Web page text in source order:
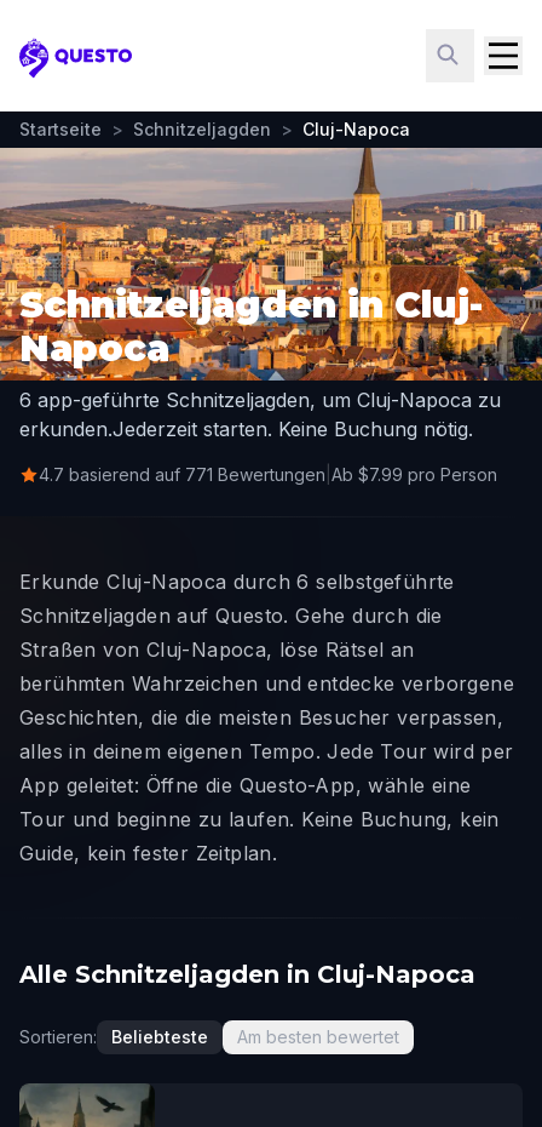
Questo
Startseite > Schnitzeljagden > Cluj-Napoca
Schnitzeljagden in Cluj-
Napoca
6 app-geführte Schnitzeljagden, um Cluj-Napoca zu
erkunden.Jederzeit starten. Keine Buchung nötig.
4.7 basierend auf 771 Bewertungen Ab $7.99 pro Person
Erkunde Cluj-Napoca durch 6 selbstgeführte
Schnitzeljagden auf Questo. Gehe durch die
Straßen von Cluj-Napoca, löse Rätsel an
berühmten Wahrzeichen und entdecke verborgene
Geschichten, die die meisten Besucher verpassen,
alles in deinem eigenen Tempo. Jede Tour wird per
App geleitet: Öffne die Questo-App, wähle eine
Tour und beginne zu laufen. Keine Buchung, kein
Guide, kein fester Zeitplan.
Alle Schnitzeljagden in Cluj-Napoca
Sortieren: Beliebteste Am besten bewertet